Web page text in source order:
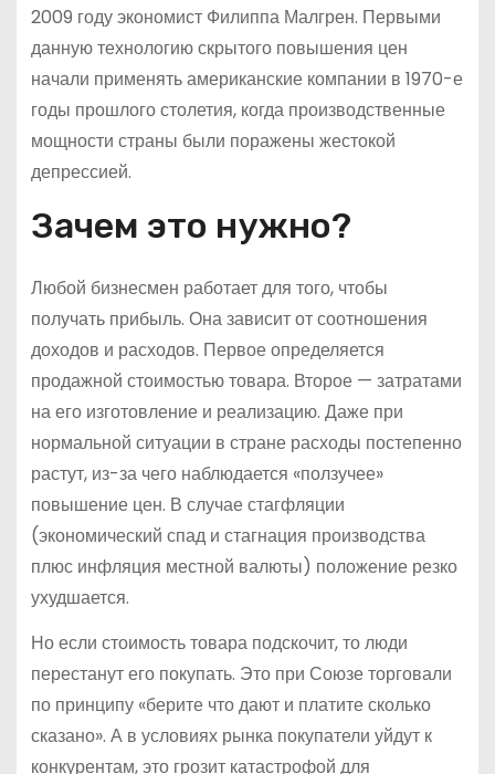
2009 году экономист Филиппа Малгрен. Первыми
данную технологию скрытого повышения цен
начали применять американские компании в 1970-е
годы прошлого столетия, когда производственные
мощности страны были поражены жестокой
депрессией.
Зачем это нужно?
Любой бизнесмен работает для того, чтобы
получать прибыль. Она зависит от соотношения
доходов и расходов. Первое определяется
продажной стоимостью товара. Второе — затратами
на его изготовление и реализацию. Даже при
нормальной ситуации в стране расходы постепенно
растут, из-за чего наблюдается «ползучее»
повышение цен. В случае стагфляции
(экономический спад и стагнация производства
плюс инфляция местной валюты) положение резко
ухудшается.
Но если стоимость товара подскочит, то люди
перестанут его покупать. Это при Союзе торговали
по принципу «берите что дают и платите сколько
сказано». А в условиях рынка покупатели уйдут к
конкурентам, это грозит катастрофой для